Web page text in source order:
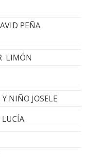
PEÑA
LIMÓN
NIÑO JOSELE